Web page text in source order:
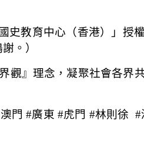
史教育中心（香港）」授
。）
觀』理念，凝聚社會各界
門 #廣東 #虎門 #林則徐